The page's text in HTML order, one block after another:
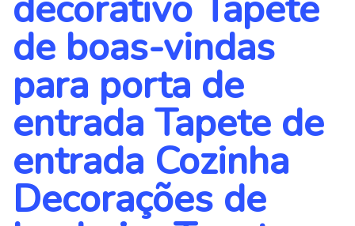
de boas-vindas
para porta de
entrada Tapete de
entrada Cozinha
Decorações de